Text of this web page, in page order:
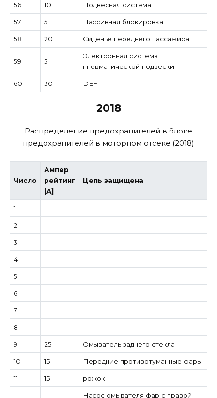
56 10 Подвесная система
57 5 Пассивная блокировка
58 20 Сиденье переднего пассажира
59 5
Электронная система
пневматической подвески
60 30 DEF
2018
Распределение предохранителей в блоке
предохранителей в моторном отсеке (2018)
Число
Ампер
рейтинг
[A]
Цепь защищена
1 — —
2 — —
3 — —
4 — —
5 — —
6 — —
7 — —
8 — —
9 25 Омыватель заднего стекла
10 15 Передние противотуманные фары
11 15 рожок
Насос омывателя фар с правой